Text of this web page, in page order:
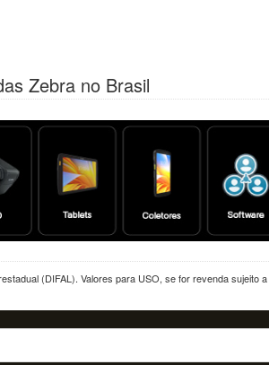
Zebra no Brasil
(DIFAL). Valores para USO, se for revenda